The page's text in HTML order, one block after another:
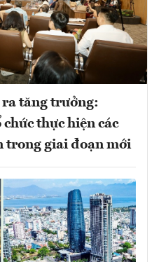
ra tăng trưởng:
thực hiện các
trong giai đoạn mới